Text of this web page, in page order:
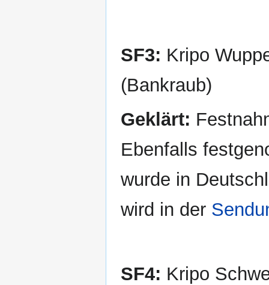
SF3: Kripo
(Bankraub)
Geklärt:
Ebenfalls
wurde in
wird in der
SF4: Kripo